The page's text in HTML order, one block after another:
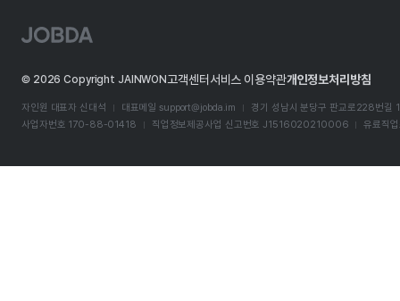
D
© 2026 Copyright JAINWON고객센터 서비스 이용약관개인정보처리방침
자인원 대표자 신대석 대표메일support@jobda.im
경기 성남시 분당구 판교로228번길
사업자번호 170-88-01418
직업정보제공사업 신고번호 J1516020210006 유료직